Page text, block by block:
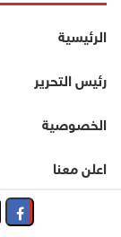
الرئيسية
رئيس التحرير
الخصوصية
اعلن معنا